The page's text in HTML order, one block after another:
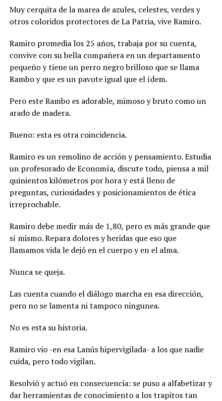
Muy cerquita de la marea de azules, celestes, verdes y
otros coloridos protectores de La Patria, vive Ramiro.
Ramiro promedia los 25 años, trabaja por su cuenta,
convive con su bella compañera en un departamento
pequeño y tiene un perro negro brilloso que se llama
Rambo y que es un pavote igual que el ídem.
Pero este Rambo es adorable, mimoso y bruto como un
arado de madera.
Bueno: esta es otra coincidencia.
Ramiro es un remolino de acción y pensamiento. Estudia
un profesorado de Economía, discute todo, piensa a mil
quinientos kilómetros por hora y está lleno de
preguntas, curiosidades y posicionamientos de ética
irreprochable.
Ramiro debe medir más de 1,80, pero es más grande que
sí mismo. Repara dolores y heridas que eso que
llamamos vida le dejó en el cuerpo y en el alma.
Nunca se queja.
Las cuenta cuando el diálogo marcha en esa dirección,
pero no se lamenta ni tampoco ningunea.
No es esta su historia.
Ramiro vio -en esa Lanús hipervigilada- a los que nadie
cuida, pero todo vigilan.
Resolvió y actuó en consecuencia: se puso a alfabetizar y
dar herramientas de conocimiento a los trapitos tan